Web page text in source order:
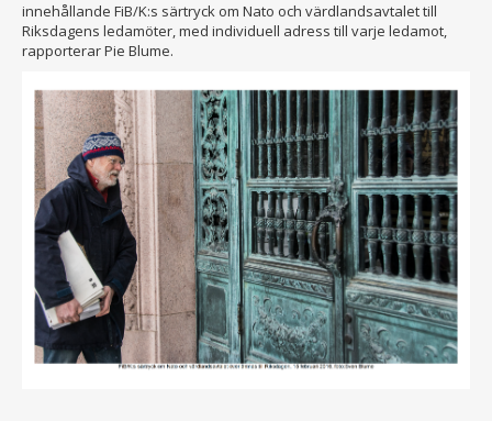
innehållande FiB/K:s särtryck om Nato och värdlandsavtalet till
Riksdagens ledamöter, med individuell adress till varje ledamot,
rapporterar Pie Blume.